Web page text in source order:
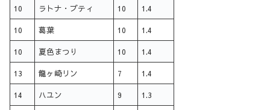
10 ラトナ・プティ 10 1.4
10 葛葉 10 1.4
10 夏色まつり 10 1.4
13 龍ヶ崎リン 7 1.4
14 ハユン 9 1.3